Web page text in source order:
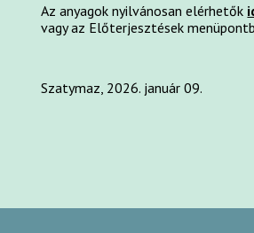
Az anyagok nyilvánosan elérhetők
vagy az Előterjesztések
Szatymaz, 2026. január 09.